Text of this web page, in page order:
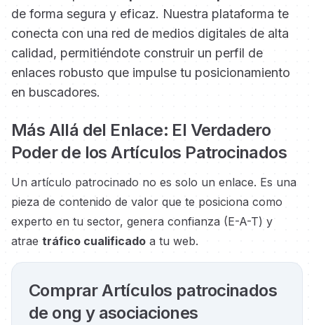
de forma segura y eficaz. Nuestra plataforma te
conecta con una red de medios digitales de alta
calidad, permitiéndote construir un perfil de
enlaces robusto que impulse tu posicionamiento
en buscadores.
Más Allá del Enlace: El Verdadero
Poder de los Artículos Patrocinados
Un artículo patrocinado no es solo un enlace. Es una
pieza de contenido de valor que te posiciona como
experto en tu sector, genera confianza (E-A-T) y
atrae tráfico cualificado a tu web.
Comprar Artículos patrocinados
de ong y asociaciones